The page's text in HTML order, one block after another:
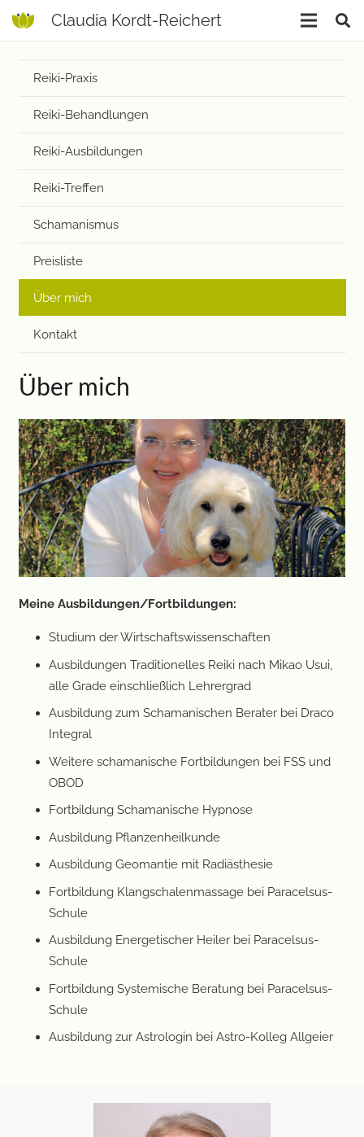
Claudia Kordt-Reichert
Reiki-Praxis
Reiki-Behandlungen
Reiki-Ausbildungen
Reiki-Treffen
Schamanismus
Preisliste
Über mich
Kontakt
Über mich
Meine Ausbildungen/Fortbildungen:
Studium der Wirtschaftswissenschaften
Ausbildungen Traditionelles Reiki nach Mikao Usui,
alle Grade einschließlich Lehrergrad
Ausbildung zum Schamanischen Berater bei Draco
Integral
Weitere schamanische Fortbildungen bei FSS und
OBOD
Fortbildung Schamanische Hypnose
Ausbildung Pflanzenheilkunde
Ausbildung Geomantie mit Radiästhesie
Fortbildung Klangschalenmassage bei Paracelsus-
Schule
Ausbildung Energetischer Heiler bei Paracelsus-
Schule
Fortbildung Systemische Beratung bei Paracelsus-
Schule
Ausbildung zur Astrologin bei Astro-Kolleg Allgeier